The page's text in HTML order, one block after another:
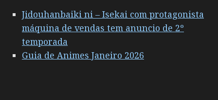
Jidouhanbaiki ni – Isekai com protagonista
máquina de vendas tem anuncio de 2º
temporada
Guia de Animes Janeiro 2026